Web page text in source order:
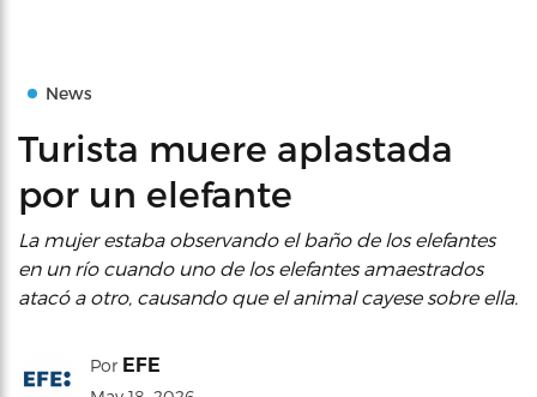
News
Turista muere aplastada
por un elefante
La mujer estaba observando el baño de los elefantes
en un río cuando uno de los elefantes amaestrados
atacó a otro, causando que el animal cayese sobre ella.
Por EFE